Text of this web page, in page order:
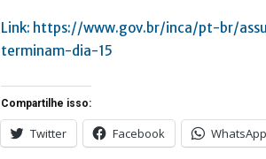
Link: https://www.gov.br/inca/pt-br/
terminam-dia-15
Compartilhe isso:
Twitter Facebook WhatsApp